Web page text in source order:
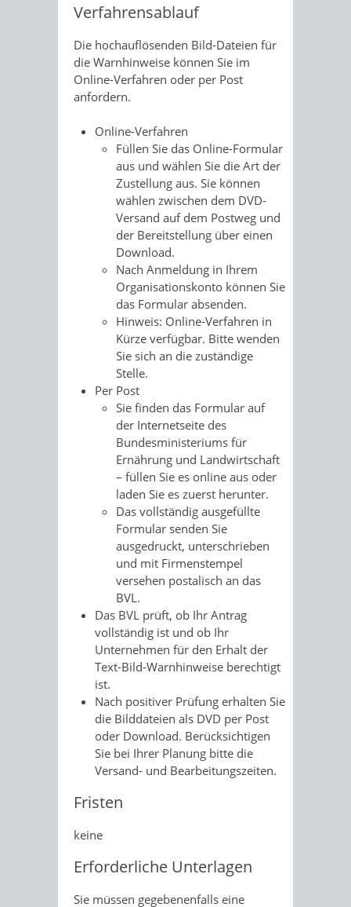
Verfahrensablauf
Die hochauflösenden Bild-Dateien für
die Warnhinweise können Sie im
Online-Verfahren oder per Post
anfordern.
Online-Verfahren
Füllen Sie das Online-Formular
aus und wählen Sie die Art der
Zustellung aus. Sie können
wählen zwischen dem DVD-
Versand auf dem Postweg und
der Bereitstellung über einen
Download.
Nach Anmeldung in Ihrem
Organisationskonto können Sie
das Formular absenden.
Hinweis: Online-Verfahren in
Kürze verfügbar. Bitte wenden
Sie sich an die zuständige
Stelle.
Per Post
Sie finden das Formular auf
der Internetseite des
Bundesministeriums für
Ernährung und Landwirtschaft
– füllen Sie es online aus oder
laden Sie es zuerst herunter.
Das vollständig ausgefüllte
Formular senden Sie
ausgedruckt, unterschrieben
und mit Firmenstempel
versehen postalisch an das
BVL.
Das BVL prüft, ob Ihr Antrag
vollständig ist und ob Ihr
Unternehmen für den Erhalt der
Text-Bild-Warnhinweise berechtigt
ist.
Nach positiver Prüfung erhalten Sie
die Bilddateien als DVD per Post
oder Download. Berücksichtigen
Sie bei Ihrer Planung bitte die
Versand- und Bearbeitungszeiten.
Fristen
keine
Erforderliche Unterlagen
Sie müssen gegebenenfalls eine